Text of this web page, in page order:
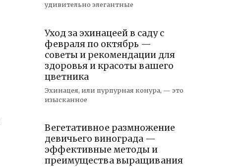
удивительно элегантные
Уход за эхинацеей в саду с
февраля по октябрь —
советы и рекомендации для
здоровья и красоты вашего
цветника
Эхинацея, или пурпурная конура, — это
изысканное
Вегетативное размножение
девичьего винограда —
эффективные методы и
преимущества выращивания